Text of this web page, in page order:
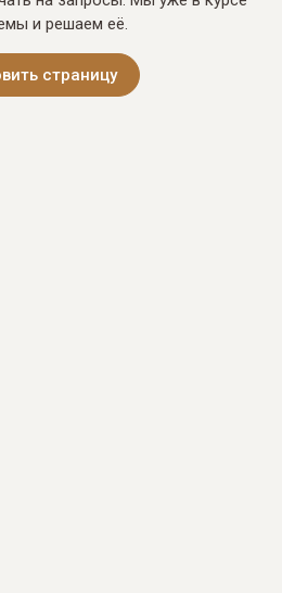
и решаем её.
страницу